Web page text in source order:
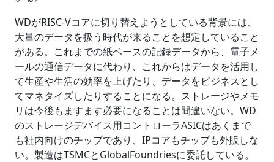
WDがRISC-Vコアに切り替えようとしている背景には、
大量のデータを扱う時代が来ることを想定していること
がある。これまでの紙ベースの記録データから、電子メ
ールの通信データに代わり、これからはデータを活用し
て生産や生活の効率を上げたり、データをビジネスとし
てマネタイズしたりすることになる。ストレージやメモ
リは今後もますます必要になることは間違いない。WD
のストレージデバイス用コントローラASICはあくまで
も社内向けのチップであり、IPコアもチップも外販しな
い。製造はTSMCとGlobalFoundriesに委託している。